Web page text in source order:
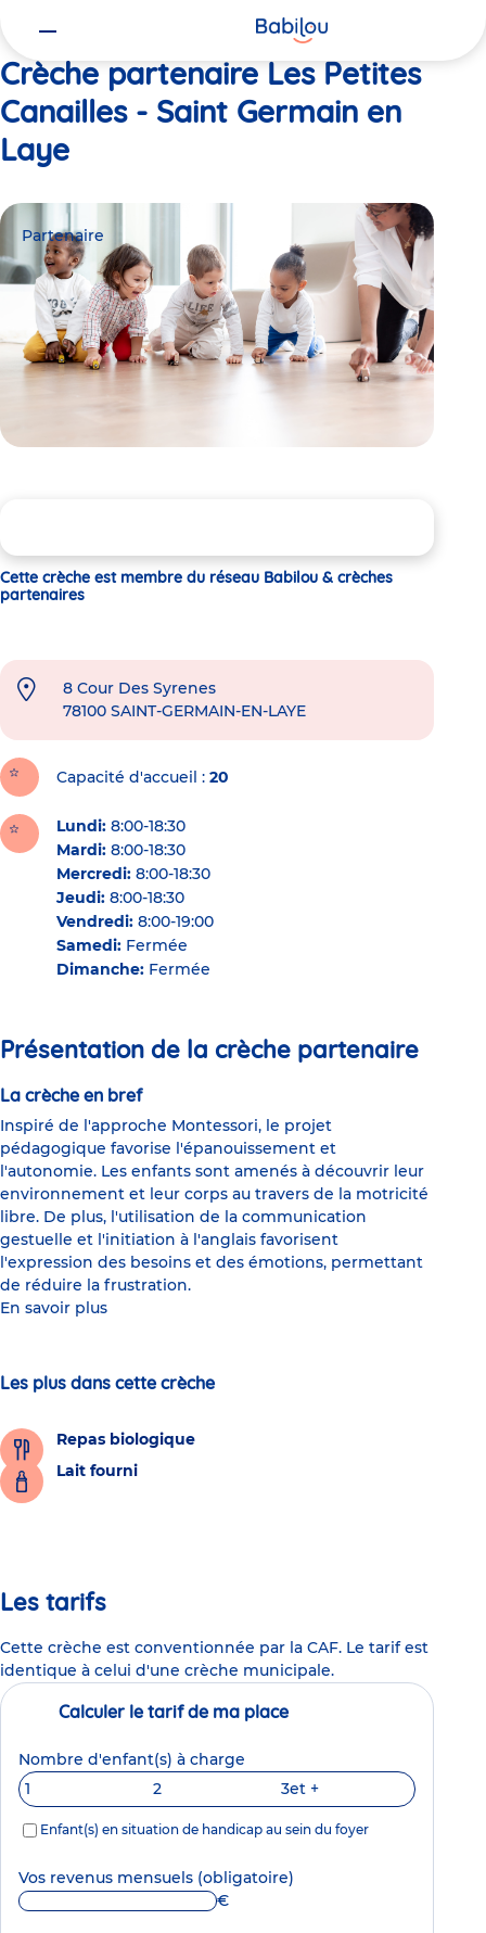
Crèche partenaire Les Petites
Canailles - Saint Germain en
Laye
Partenaire
Cette crèche est membre du réseau Babilou & crèches
partenaires
8 Cour Des Syrenes
78100 SAINT-GERMAIN-EN-LAYE
Capacité d'accueil 20
Lundi: 8:00-18:30
Mardi: 8:00-18:30
Mercredi: 8:00-18:30
Jeudi: 8:00-18:30
Vendredi: 8:00-19:00
Samedi: Fermée
Dimanche: Fermée
Présentation de la crèche partenaire
La crèche en bref
Inspiré de l'approche Montessori, le projet
pédagogique favorise l'épanouissement et
l'autonomie. Les enfants sont amenés à découvrir leur
environnement et leur corps au travers de la motricité
libre. De plus, l'utilisation de la communication
gestuelle et l'initiation à l'anglais favorisent
l'expression des besoins et des émotions, permettant
de réduire la frustration.
En savoir plus
Les plus dans cette crèche
Repas biologique
Lait fourni
Les tarifs
Cette crèche est conventionnée par la CAF. Le tarif est
identique à celui d'une crèche municipale.
Calculer le tarif de ma place
Nombre d'enfant(s) à charge
1
2 3et +
Enfant(s) en situation de handicap au sein du foyer
Vos revenus mensuels (obligatoire)
€